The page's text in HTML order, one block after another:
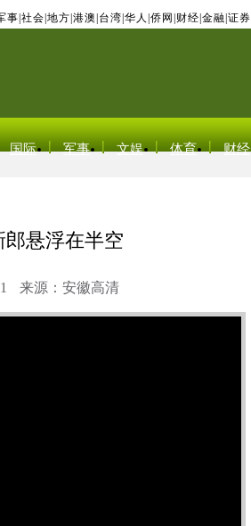
事 社会 地方 港澳 台湾 华人 侨网 财经 金融 证券
国际 军事 文娱 体育 财经
悬浮在半空
来源：安徽高清